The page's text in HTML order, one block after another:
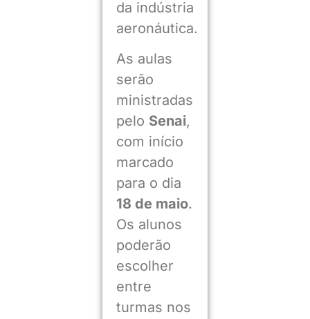
da indústria
aeronáutica.
As aulas
serão
ministradas
pelo Senai,
com início
marcado
para o dia
18 de maio.
Os alunos
poderão
escolher
entre
turmas nos